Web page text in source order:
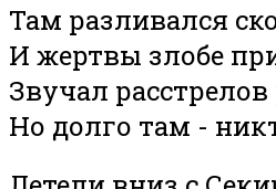
Там разливался
И жертвы злобе
Звучал расстрелов
Но долго там -